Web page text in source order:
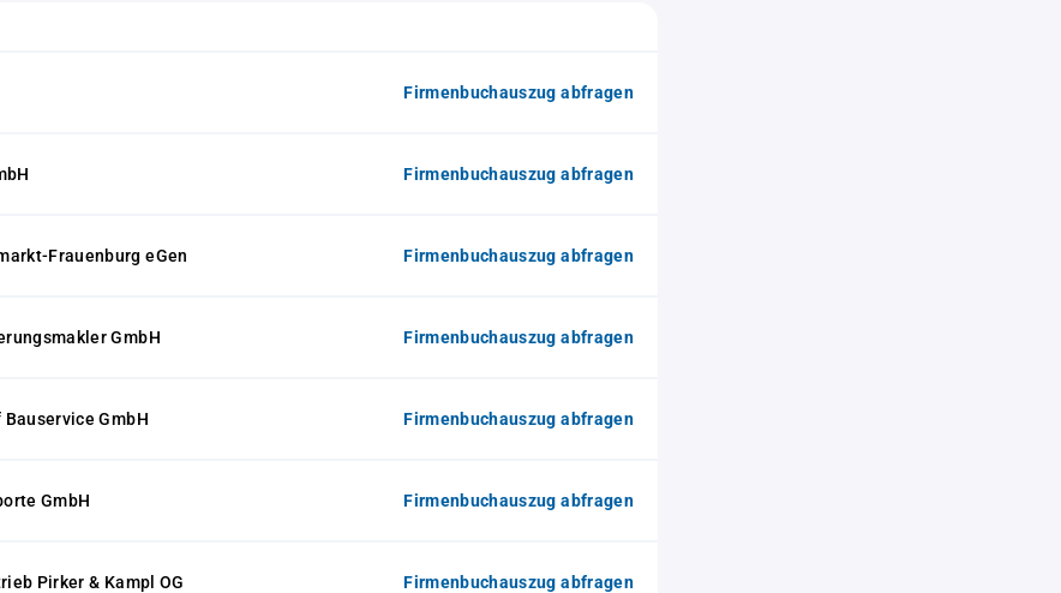
Firmenbuchauszug abfragen
Firmenbuchauszug abfragen
Frauenburg eGen Firmenbuchauszug abfragen
GmbH Firmenbuchauszug abfragen
GmbH Firmenbuchauszug abfragen
GmbH Firmenbuchauszug abfragen
Pirker & Kampl OG Firmenbuchauszug abfragen